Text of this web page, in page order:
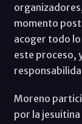
momento
acoger todo
este proceso,
Moreno
por la